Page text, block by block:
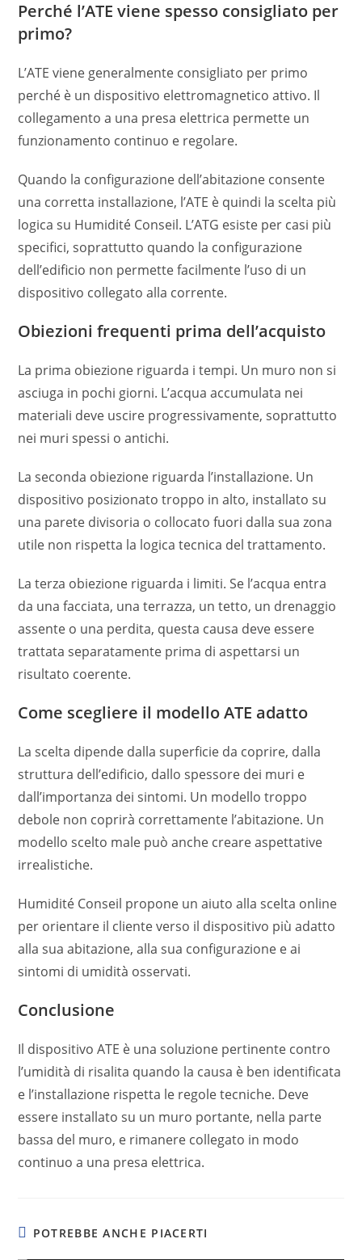
Perché l’ATE viene spesso consigliato per
primo?
L’ATE viene generalmente consigliato per primo
perché è un dispositivo elettromagnetico attivo. Il
collegamento a una presa elettrica permette un
funzionamento continuo e regolare.
Quando la configurazione dell’abitazione consente
una corretta installazione, l’ATE è quindi la scelta più
logica su Humidité Conseil. L’ATG esiste per casi più
specifici, soprattutto quando la configurazione
dell’edificio non permette facilmente l’uso di un
dispositivo collegato alla corrente.
Obiezioni frequenti prima dell’acquisto
La prima obiezione riguarda i tempi. Un muro non si
asciuga in pochi giorni. L’acqua accumulata nei
materiali deve uscire progressivamente, soprattutto
nei muri spessi o antichi.
La seconda obiezione riguarda l’installazione. Un
dispositivo posizionato troppo in alto, installato su
una parete divisoria o collocato fuori dalla sua zona
utile non rispetta la logica tecnica del trattamento.
La terza obiezione riguarda i limiti. Se l’acqua entra
da una facciata, una terrazza, un tetto, un drenaggio
assente o una perdita, questa causa deve essere
trattata separatamente prima di aspettarsi un
risultato coerente.
Come scegliere il modello ATE adatto
La scelta dipende dalla superficie da coprire, dalla
struttura dell’edificio, dallo spessore dei muri e
dall’importanza dei sintomi. Un modello troppo
debole non coprirà correttamente l’abitazione. Un
modello scelto male può anche creare aspettative
irrealistiche.
Humidité Conseil propone un aiuto alla scelta online
per orientare il cliente verso il dispositivo più adatto
alla sua abitazione, alla sua configurazione e ai
sintomi di umidità osservati.
Conclusione
Il dispositivo ATE è una soluzione pertinente contro
l’umidità di risalita quando la causa è ben identificata
e l’installazione rispetta le regole tecniche. Deve
essere installato su un muro portante, nella parte
bassa del muro, e rimanere collegato in modo
continuo a una presa elettrica.
POTREBBE ANCHE PIACERTI